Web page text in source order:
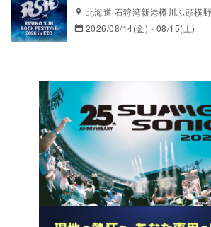
北海道 石狩湾新港樽川ふ頭横
2026/08/14(金) - 08/15(土)